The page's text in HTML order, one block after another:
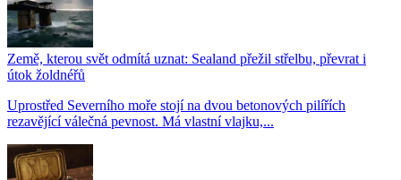
Země, kterou svět odmítá uznat: Sealand přežil střelbu, převrat i
útok žoldnéřů
Uprostřed Severního moře stojí na dvou betonových pilířích
rezavějící válečná pevnost. Má vlastní vlajku,...